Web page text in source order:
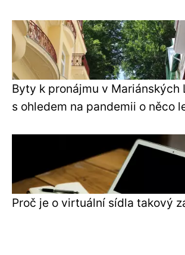
Byty k pronájmu v Mariánských
s ohledem na pandemii o něco
Proč je o virtuální sídla takový